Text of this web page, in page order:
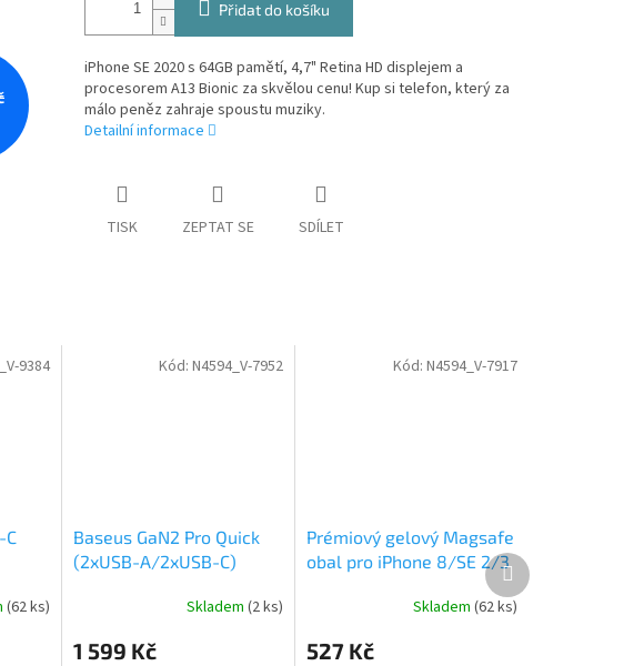
Přidat do košíku
iPhone SE 2020 s 64GB pamětí, 4,7" Retina HD displejem a
procesorem A13 Bionic za skvělou cenu! Kup si telefon, který za
málo peněz zahraje spoustu muziky.
Detailní informace
TISK ZEPTAT SE SDÍLET
C
(62 ks)
9384
Baseus GaN2 Pro Quick
(2xUSB-A/2xUSB-C)
Skladem(2 ks)
1 599 Kč
Kód:N4594_V-7952
Prémiový gelový Magsafe
obal pro iPhone 8/SE 2/3
Skladem (62 ks)
527 Kč
Kód: N4594_V-7917
Další
produkt